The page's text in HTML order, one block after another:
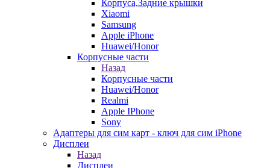
Корпуса,Задние крышки
Xiaomi
Samsung
Apple iPhone
Huawei/Honor
Корпусные части
Назад
Корпусные части
Huawei/Honor
Realmi
Apple IPhone
Sony
Адаптеры для сим карт - ключ для сим iPhone
Дисплеи
Назад
Дисплеи